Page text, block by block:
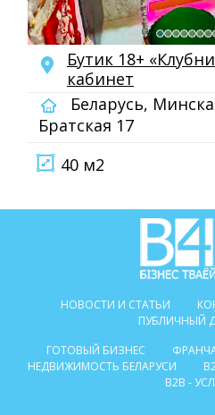
Бутик 18+
кабинет
Беларусь,
Братская 17
40 м2
НОВОСТИ И СТАТЬИ
ПУБЛИЧНЫЙ
ГОТОВЫЙ БИЗНЕС
НЕДВИЖИМОСТЬ БЕЛАРУСИ
B2B -